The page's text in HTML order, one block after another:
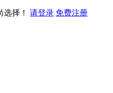
择！ 请登录 免费注册